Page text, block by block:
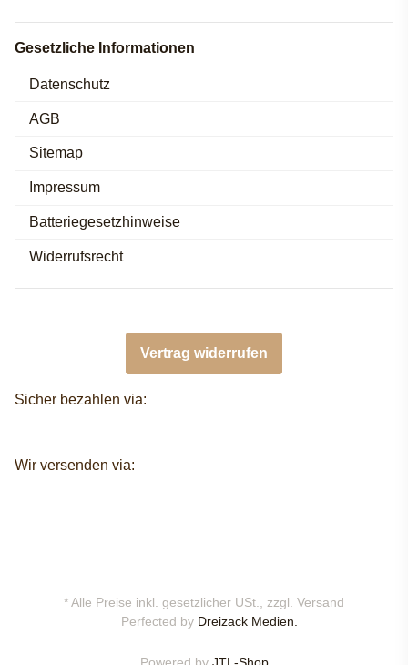
Gesetzliche Informationen
Datenschutz
AGB
Sitemap
Impressum
Batteriegesetzhinweise
Widerrufsrecht
Vertrag widerrufen
Sicher bezahlen via:
Wir versenden via:
* Alle Preise inkl. gesetzlicher USt., zzgl. Versand
Perfected by Dreizack Medien.